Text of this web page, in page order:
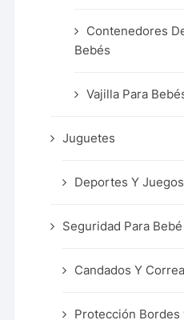
Contenedores
Bebés
Vajilla Para
Juguetes
Deportes Y
Seguridad Para Bebé
Candados Y
Protección Bordes